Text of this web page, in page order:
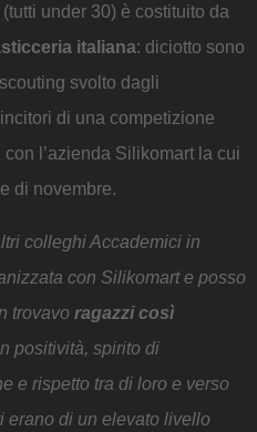
under 30) è costituito da
italiana: diciotto sono
svolto dagli
di una competizione
l’azienda Silikomart la cui
di novembre.
colleghi Accademici in
con Silikomart e posso
trovavo ragazzi così
positività, spirito di
e rispetto tra di loro e verso
erano di un elevato livello